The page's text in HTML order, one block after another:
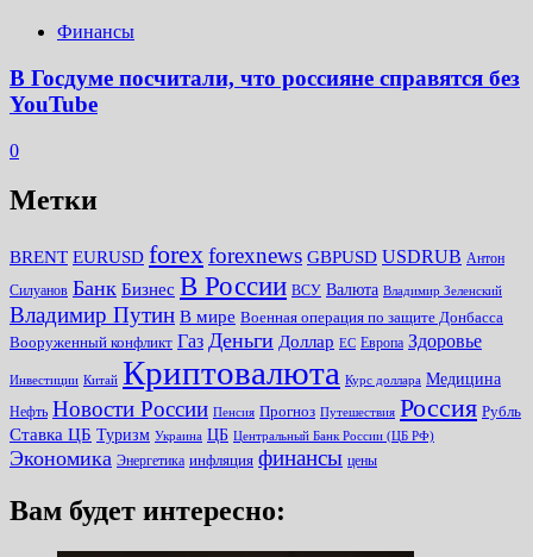
Финансы
В Госдуме посчитали, что россияне справятся без
YouTube
0
Метки
BRENT EURUSD forexforexnews GBPUSD USDRUB Антон
Силуанов Банк Бизнес В России ВСУ Валюта Владимир Зеленский
Владимир Путин В мире Военная операция по защите Донбасса
Вооруженный конфликт Газ Деньги Доллар ЕС Европа Здоровье
Инвестиции Китай Криптовалюта Курс доллара Медицина
Нефть Новости России Пенсия Прогноз Путешествия Россия Рубль
Ставка ЦБ Туризм Украина ЦБ Центральный Банк России (ЦБ РФ)
Экономика Энергетика инфляция финансы цены
Вам будет интересно: